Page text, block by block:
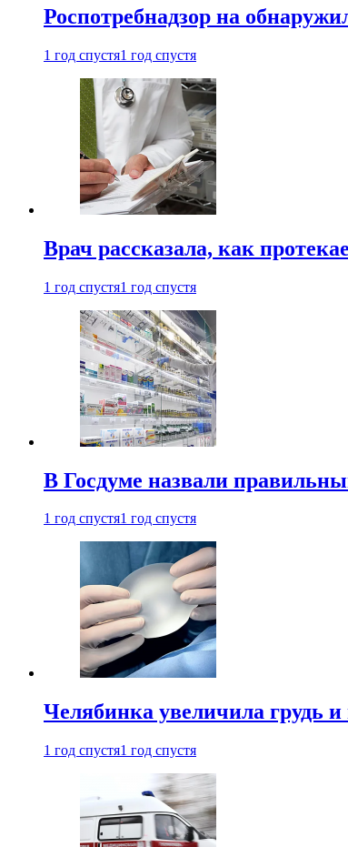
Роспотребнадзор на
1 год спустя1 год спустя
Врач рассказала, как
1 год спустя1 год спустя
В Госдуме назвали
1 год спустя1 год спустя
Челябинка увеличила грудь
1 год спустя1 год спустя